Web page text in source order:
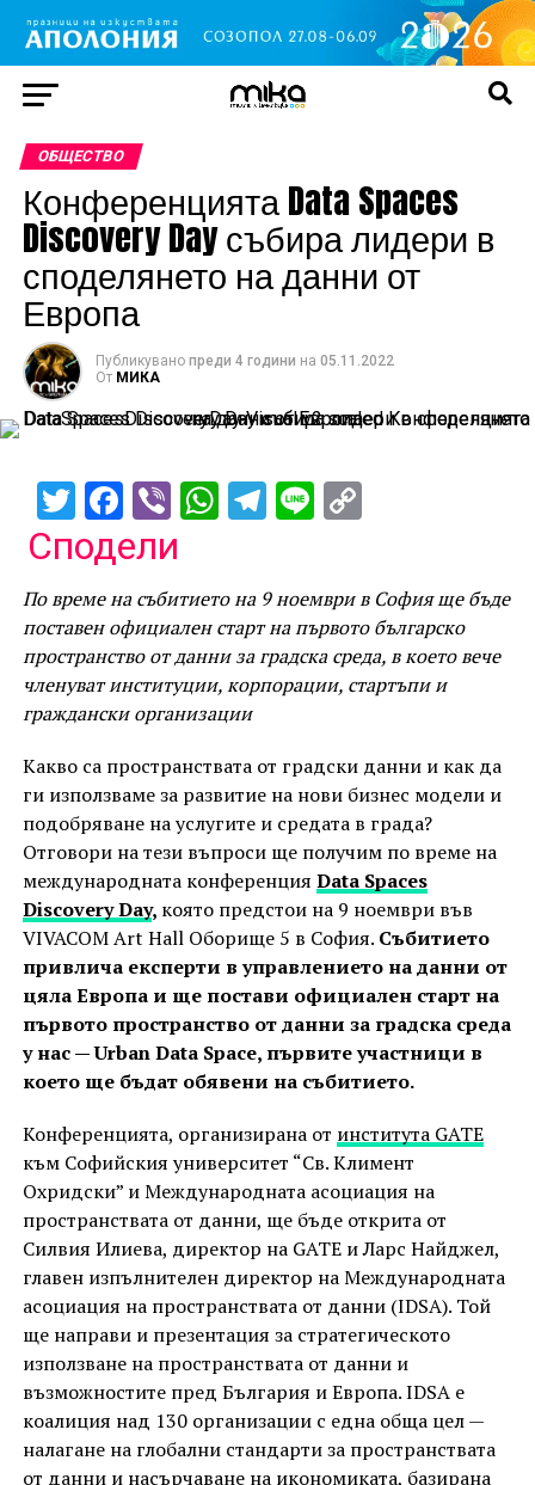
ОБЩЕСТВО
Конференцията Data Spaces
Discovery Day събира лидери в
споделянето на данни от
Европа
Публикувано преди 4 години на 05.11.2022
От МИКА
TwitterFacebook
ViberWhatsApp
Telegram
Line
Сподели
По време на събитието на 9 ноември в София ще бъде
поставен официален старт нa първото българско
пространство от данни за градска среда, в което вече
членуват институции, корпорации, стартъпи и
граждански организации
Какво са пространствата от градски данни и как да
ги използваме за развитие на нови бизнес модели и
подобряване на услугите и средата в града?
Отговори на тези въпроси ще получим по време на
международната конференция Data Spaces
Discovery Day, която предстои на 9 ноември във
VIVACOM Art Hall Оборище 5 в София. Събитието
привлича експерти в управлението на данни от
цяла Европа и ще постави официален старт на
първото пространство от данни за градска среда
у нас — Urban Data Space, първите участници в
което ще бъдат обявени на събитието.
Конференцията, организирана от института GATE
към Софийския университет “Св. Климент
Охридски” и Международната асоциация на
пространствата от данни, ще бъде открита от
Силвия Илиева, директор на GATE и Ларс Найджел,
главен изпълнителен директор на Международната
асоциация на пространствата от данни (IDSA). Той
ще направи и презентация за стратегическото
използване на пространствата от данни и
възможностите пред България и Европа. IDSA e
коалиция над 130 организации с една обща цел —
налагане на глобални стандарти за пространствата
от данни и насърчаване на икономиката, базирана